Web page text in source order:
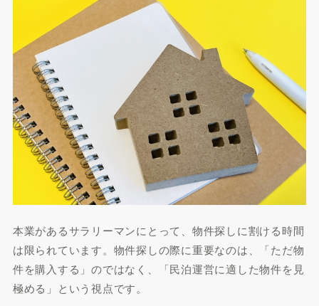
本業があるサラリーマンにとって、物件探しに割ける時間
は限られています。物件探しの際に重要なのは、「ただ物
件を購入する」のではなく、「民泊運営に適した物件を見
極める」という視点です。